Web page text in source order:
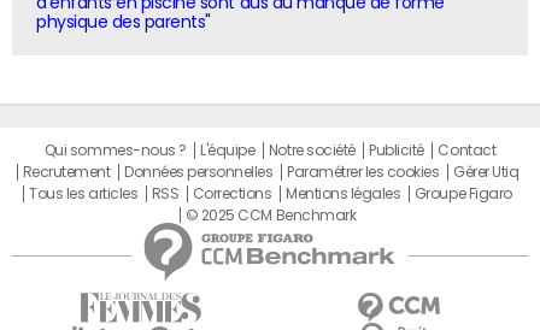
physique des parents"
Qui sommes-nous ? L'équipe Notre société Publicité
Contact
Recrutement
Données personnelles Paramétrer les cookies
Gérer Utiq
Tous les articles
RSS Corrections Mentions légales
Groupe Figaro
© 2025 CCM Benchmark